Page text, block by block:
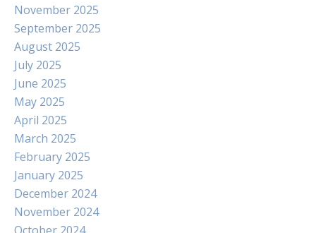
November 2025
September 2025
August 2025
July 2025
June 2025
May 2025
April 2025
March 2025
February 2025
January 2025
December 2024
November 2024